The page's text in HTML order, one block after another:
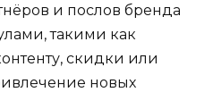
и послов бренда
такими как
скидки или
новых